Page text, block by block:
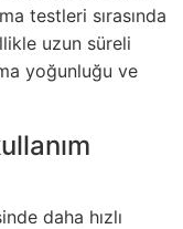
testleri sırasında
uzun süreli
yoğunluğu ve
daha hızlı